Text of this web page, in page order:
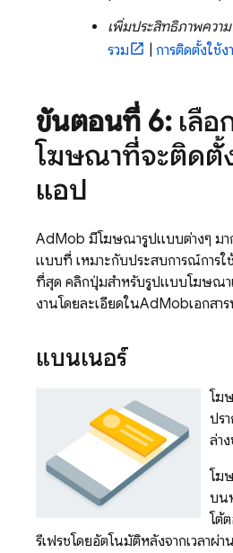
เพิ่มประสิทธิภาพควา
รวม
การติดตั้งใช้ง
ขั้นตอนที่ 6: เลื
โฆษณาที่จะติดตั้
แอป
AdMob มีโฆษณารูปแบบต่างๆ มา
แบบที่ เหมาะกับประสบการณ์การใ
ที่สุด คลิกปุ่มสำหรับรูปแบบโฆษณา
งานโดยละเอียดในAdMobเอกสา
แบนเนอร์
โฆ
ปร
ล่า
โฆ
บน
โต้
รีเฟรชโดยอัตโนมัติหลังจากเวลาผ่